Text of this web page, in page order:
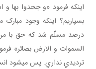
اينکه فرمود «و جحدوا بها و
بسپاريم؟ اينکه وجود
درصد مسلّم شد که حق با من
السموات و الارض بصائر»
ترديدي نداري. پس مي شود